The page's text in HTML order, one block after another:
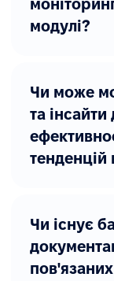
модулі?
Чи може
та інсайти
тенденцій
Чи існує